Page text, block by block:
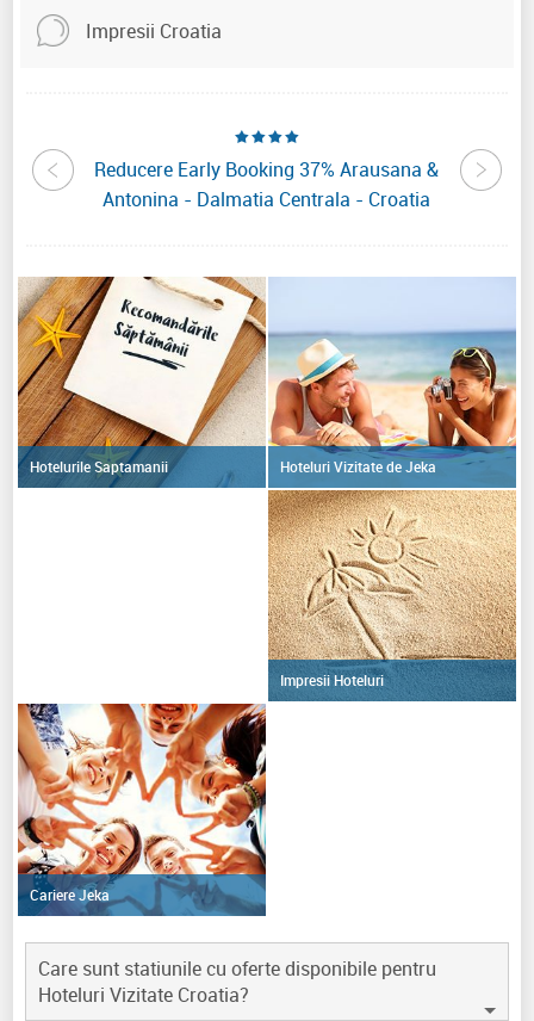
Impresii Croatia
By
Reducere Early Booking 37% Arausana &
Antonina - Dalmatia Centrala - Croatia
Hotelurile Saptamanii Hoteluri Vizitate de Jeka
Impresii Hoteluri
Cariere Jeka
Care sunt statiunile cu oferte disponibile pentru
Hoteluri Vizitate Croatia?